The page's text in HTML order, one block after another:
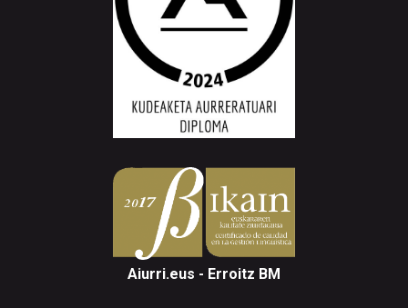
Aiurri.eus - Erroitz BM